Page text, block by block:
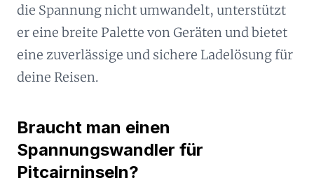
die Spannung nicht umwandelt, unterstützt
er eine breite Palette von Geräten und bietet
eine zuverlässige und sichere Ladelösung für
deine Reisen.
Braucht man einen
Spannungswandler für
Pitcairninseln?